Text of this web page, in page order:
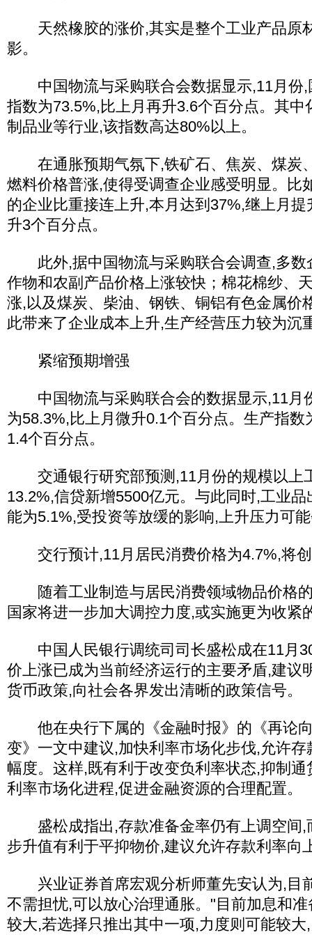
天然橡胶的涨价,其实是整个工业产品原
影。
中国物流与采购联合会数据显示,11月份,
指数为73.5%,比上月再升3.6个百分点。其中
制品业等行业,该指数高达80%以上。
在通胀预期气氛下,铁矿石、焦炭、煤炭
燃料价格普涨,使得受调查企业感受明显。比
的企业比重接连上升,本月达到37%,继上月
升3个百分点。
此外,据中国物流与采购联合会调查,多数
作物和农副产品价格上涨较快；棉花棉纱、
涨,以及煤炭、柴油、钢铁、铜铝有色金属价
此带来了企业成本上升,生产经营压力较为沉
紧缩预期增强
中国物流与采购联合会的数据显示,11月
为58.3%,比上月微升0.1个百分点。生产指数
1.4个百分点。
交通银行研究部预测,11月份的规模以上
13.2%,信贷新增5500亿元。与此同时,工业
能为5.1%,受投资等放缓的影响,上升压力可
交行预计,11月居民消费价格为4.7%,将创
随着工业制造与居民消费领域物品价格
国家将进一步加大调控力度,或实施更为收紧
中国人民银行调统司司长盛松成在11月
价上涨已成为当前经济运行的主要矛盾,建议
货币政策,向社会各界发出清晰的政策信号。
他在央行下属的《金融时报》的《再论
变》一文中建议,加快利率市场化步伐,允许
幅度。这样,既有利于改变负利率状态,抑制
利率市场化进程,促进金融资源的合理配置。
盛松成指出,存款准备金率仍有上调空间,
步升值有利于平抑物价,建议允许存款利率向
兴业证券首席宏观分析师董先安认为,目
不需担忧,可以放心治理通胀。"目前加息和
较大,若选择只推出其中一项,力度则可能较